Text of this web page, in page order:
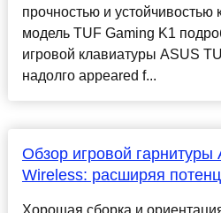
прочностью и устойчивостью
модель TUF Gaming K1
игровой клавиатуры ASUS
надолго appeared f...
Обзор игровой гарнитуры
Wireless: расширяя